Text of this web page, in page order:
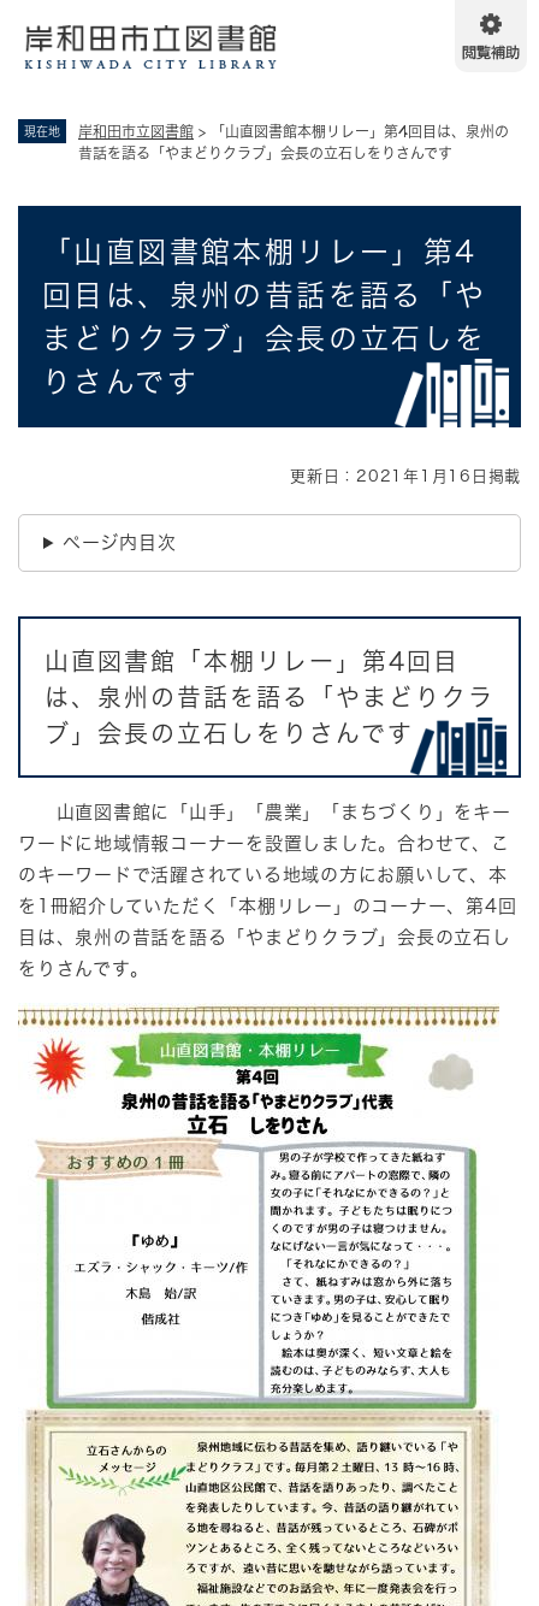
現在地 岸和田市立図書館 >
「山直図書館本棚リレー」第4回目は、泉州の
昔話を語る「やまどりクラブ」会長の立石しをりさんです
「山直図書館本棚リレー」第4
回目は、泉州の昔話を語る「や
まどりクラブ」会長の立石しを
りさんです
更新日：2021年1月16日掲載
ページ内目次
山直図書館「本棚リレー」第4回目
は、泉州の昔話を語る「やまどりクラ
ブ」会長の立石しをりさんです
山直図書館に「山手」「農業」「まちづくり」をキー
ワードに地域情報コーナーを設置しました。合わせて、こ
のキーワードで活躍されている地域の方にお願いして、本
を1冊紹介していただく「本棚リレー」のコーナー、第4回
目は、泉州の昔話を語る「やまどりクラブ」会長の立石し
をりさんです。